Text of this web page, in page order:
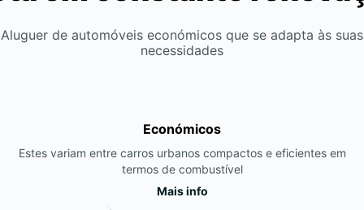
Aluguer de automóveis económicos que se adapta às suas
necessidades
Económicos
Estes variam entre carros urbanos compactos e eficientes em
termos de combustível
Mais info